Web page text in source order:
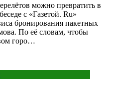
можно превратить в
с «Газетой. Ru»
бронирования пакетных
По её словам, чтобы
горо…